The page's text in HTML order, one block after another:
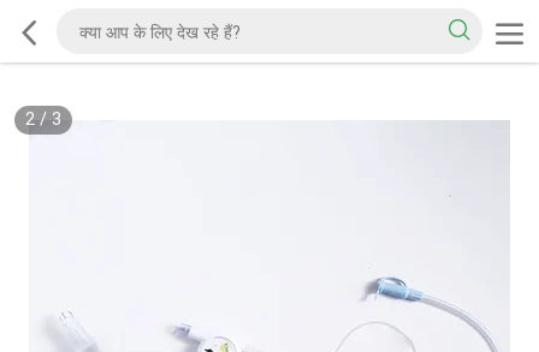
2/ 3